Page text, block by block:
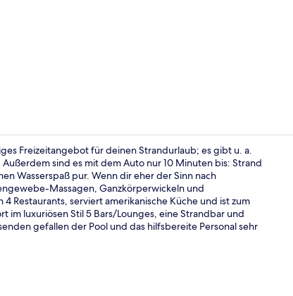
4
Freizeitangebot für deinen Strandurlaub; es gibt u. a.
sind es mit dem Auto nur 10 Minuten bis: Strand
Wasserspaß pur. Wenn dir eher der Sinn nach
Massagen, Ganzkörperwickeln und
Restaurants, serviert amerikanische Küche und ist zum
luxuriösen Stil 5 Bars/Lounges, eine Strandbar und
gefallen der Pool und das hilfsbereite Personal sehr